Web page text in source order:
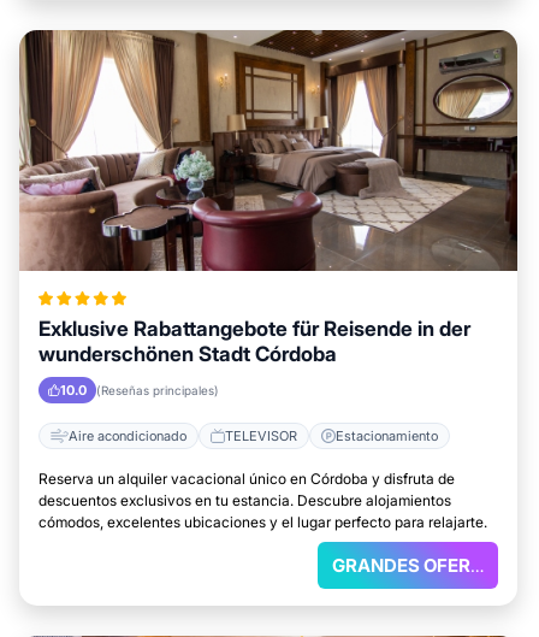
Exklusive Rabattangebote für Reisende in der
wunderschönen Stadt Córdoba
10.0 (Reseñas principales)
Aire acondicionado TELEVISOR Estacionamiento
Reserva un alquiler vacacional único en Córdoba y disfruta de
descuentos exclusivos en tu estancia. Descubre alojamientos
cómodos, excelentes ubicaciones y el lugar perfecto para relajarte.
GRANDES OFERTAS